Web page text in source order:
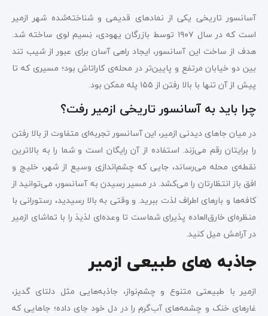
آسانسور تاریخی یکی از نمادهای قدیمی و شناخته‌شده شهر ازمیر
است که در سال ۱۹۰۷ توسط بازرگان یهودی، نِسیم لوی ساخته شد.
هدف از ساخت این آسانسور، ایجاد راهی آسان برای عبور از شیب تند
بین دو خیابان مرتفع و پایین‌تر در محله‌ی کاراتاش بود؛ مسیری که تا
پیش از آن تنها با بالا رفتن از ۱۵۵ پله ممکن بود.
چرا باید به آسانسور تاریخی ازمیر رفت؟
در میان جاهای دیدنی ازمیر، این آسانسور تجربه‌ای متفاوت از بالا رفتن
را برایتان رقم می‌زند. استفاده از آن رایگان است و شما را به بالاترین
نقطه‌ی محله می‌رساند، جایی که چشم‌اندازی وسیع از شهر، خلیج و
افق باز انتظارتان را می‌کشد. در مسیر رسیدن به آسانسور، می‌توانید از
کافه‌ها و بارهای اطراف لذت ببرید. و وقتی به بالا رسیدید، رستورانی با
منظره‌ای خارق‌العاده پذیرای شماست تا وعده‌ای لذیذ را با تماشای ازمیر
در آرامش میل کنید.
جاذبه‌ های طبیعی ازمیر
ازمیر با طبیعتی متنوع و چشم‌نواز، جاذبه‌هایی مثل دلتای گدیز،
غارهای خنک و چشمه‌های آب‌گرم را در دل خود جای داده؛ جاهایی که